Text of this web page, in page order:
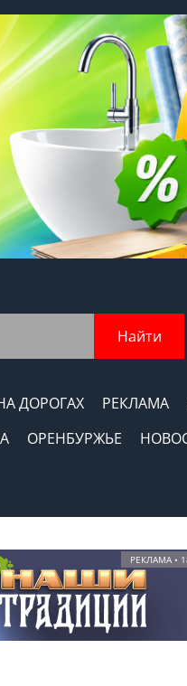
Найти
ДОРОГАХ РЕКЛАМА
ОРЕНБУРЖЬЕ
РЕКЛАМА •